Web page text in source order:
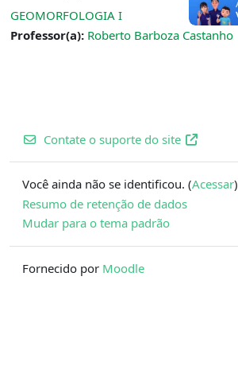
GEOMORFOLOGIA I
Professor(a): Roberto Barboza Castanho
Contate o suporte do site
Você ainda não se identificou. (Acessar)
Resumo de retenção de dados
Mudar para o tema padrão
Fornecido por Moodle